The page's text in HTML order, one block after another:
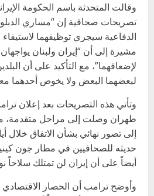
وقالت المتحدثة باسم الحكومة
تصريحات صحافية إن “مساري
الدفاعية سيجري توظيفهما
مشيرة إلى أن “إيران ولبنان
لإضعافهما”، مع التأكيد على أن
لبعضهما البعض ولا يخوض أحدهما
وتأتي هذه التصريحات بعد إعلان
طهران وصلت إلى مراحل متقدمة،
إلى تصور نهائي بشأن الاتفاق خلال
حديثه للصحافيين في مطار جون
أيضاً على أن إيران لن تمتلك سلاحاً
وأوضح ترامب أن الحصار